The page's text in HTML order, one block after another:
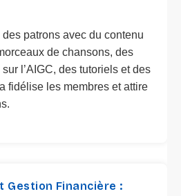
des patrons avec du contenu
de chansons, des
l’AIGC, des tutoriels et des
fidélise les membres et attire
Gestion Financière :